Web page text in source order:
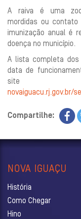
A raiva é uma
mordidas ou
imunização anual é
doença no município.
A lista completa dos
data de
site
novaiguacu.rj.gov.br/
Compartilhe:
NOVA IGUAÇU
História
Como Chegar
Hino